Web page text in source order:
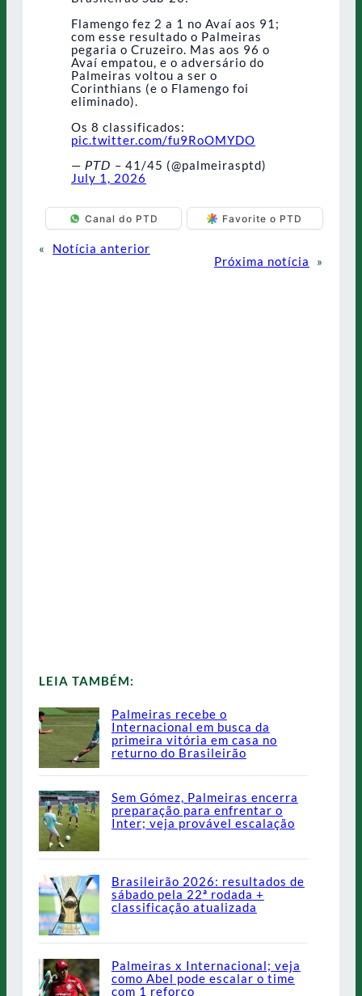
Flamengo fez 2 a 1 no Avaí aos 91;
com esse resultado o Palmeiras
pegaria o Cruzeiro. Mas aos 96 o
Avaí empatou, e o adversário do
Palmeiras voltou a ser o
Corinthians (e o Flamengo foi
eliminado).
Os 8 classificados:
pic.twitter.com/fu9RoOMYDO
— 𝘗𝘛𝘋 – 41/45 (@palmeirasptd)
July 1, 2026
Canal do PTD Favorite o PTD
«
Notícia anterior
Próxima notícia
»
LEIA TAMBÉM:
Palmeiras recebe o
Internacional em busca da
primeira vitória em casa no
returno do Brasileirão
Sem Gómez, Palmeiras encerra
preparação para enfrentar o
Inter; veja provável escalação
Brasileirão 2026: resultados de
sábado pela 22ª rodada +
classificação atualizada
Palmeiras x Internacional; veja
como Abel pode escalar o time
com 1 reforço